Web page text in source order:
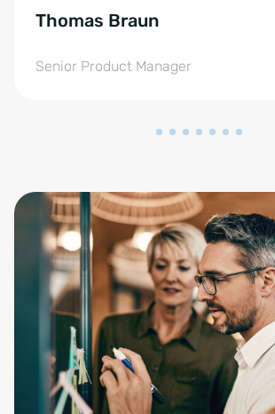
Thomas Braun
Senior Product Manager